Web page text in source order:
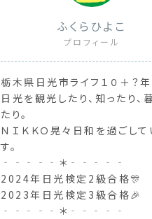
ふくらひよこ
プロフィール
栃木県日光市ライフ１０＋？年
日光を観光したり、知ったり、
たり。
ＮＩＫＫＯ晃々日和を過ごして
す。
‐‐‐‐‐＊‐‐‐‐‐
2024年日光検定2級合格🎊
2023年日光検定3級合格🎉
‐‐‐‐‐＊‐‐‐‐‐